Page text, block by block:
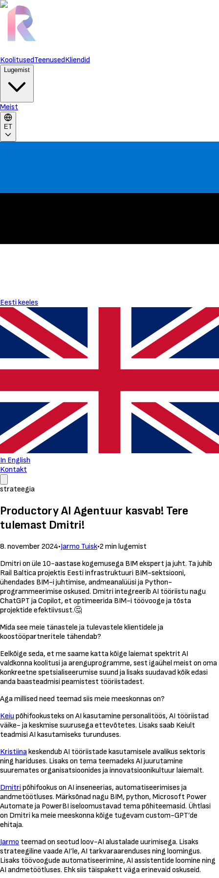
KoolitusedTeenusedKliendid
Lugemist
Meist
ET
Eesti keeles
In English
Kontakt
strateegia
Productory AI Agentuur kasvab! Tere
tulemast Dmitri!
8. november 2024•Jarmo Tuisk•2 min lugemist
Dmitri on üle 10-aastase kogemusega BIM ekspert ja juht. Ta juhib
Rail Baltica projektis Eesti infrastruktuuri BIM-sektsiooni,
ühendades BIM-i juhtimise, andmeanalüüsi ja Python-
programmeerimise oskused. Dmitri integreerib AI tööriistu nagu
ChatGPT ja Copilot, et optimeerida BIM-i töövooge ja tõsta
projektide efektiivsust.🤔
Mida see meie tänastele ja tulevastele klientidele ja
koostööpartneritele tähendab?
Eelkõige seda, et me saame katta kõige laiemat spektrit AI
valdkonna koolitusi ja arenguprogramme, sest igaühel meist on oma
konkreetne spetsialiseerumise suund ja lisaks suudavad kõik edasi
anda baasteadmisi peamistest tööriistadest.
Aga millised need teemad siis meie meeskonnas on?
Keiupõhifookusteks on AI kasutamine personalitöös, AI tööriistad
väike- ja keskmise suurusega ettevõtetes. Lisaks saab Keiult
teadmisi AI kasutamiseks turunduses.
Kristiinakeskendub AI tööriistade kasutamisele avalikus sektoris
ning hariduses. Lisaks on tema teemadeks AI juurutamine
suuremates organisatsioonides ja innovatsioonikultuur laiemalt.
Dmitripõhifookus on AI inseneerias, automatiseerimises ja
andmetöötluses. Märksõnad nagu BIM, python, Microsoft Power
Automate ja PowerBI iseloomustavad tema põhiteemasid. Ühtlasi
on Dmitri ka meie meeskonna kõige tugevam custom-GPT’de
ehitaja.
Jarmo teemad on seotud loov-AI alustalade uurimisega. Lisaks
strateegiline vaade AI’le, AI tarkvaraarenduses ning loomingus.
Lisaks töövoogude automatiseerimine, AI assistentide loomine ning
AI andmetöötluses. Ehk siis täispakett väga erinevaid oskuseid.